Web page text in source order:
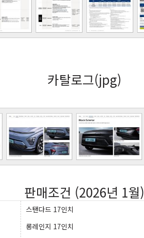
카탈로그(jpg)
판매조건 (2026년 1월)
스탠다드 17인치
롱레인지 17인치